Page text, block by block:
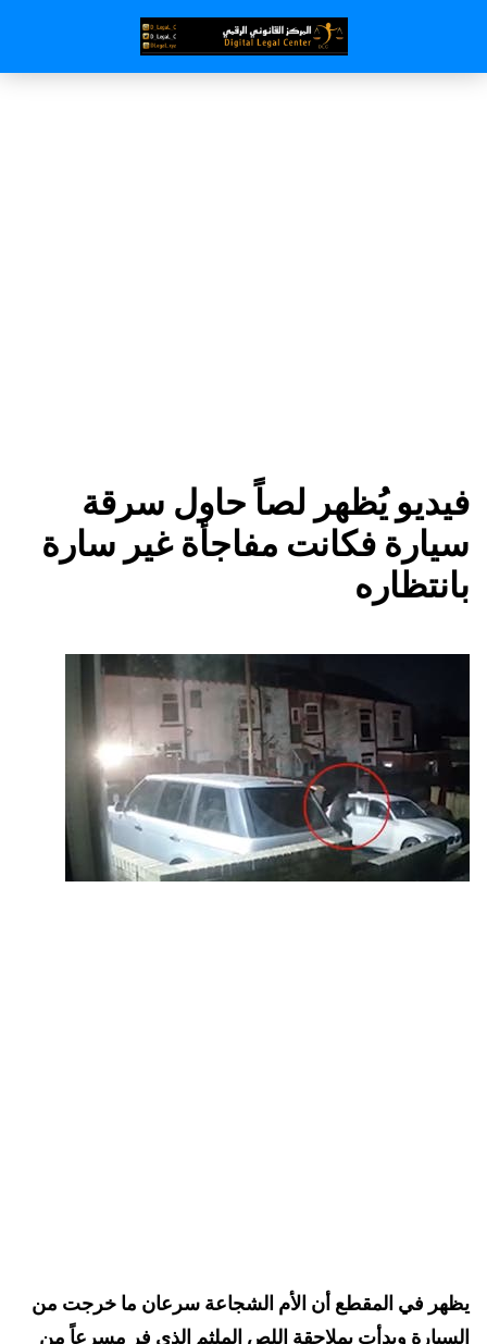
فيديو يُظهر لصاً حاول سرقة
سيارة فكانت مفاجأة غير سارة
بانتظاره
يظهر في المقطع أن الأم الشجاعة سرعان ما خرجت من
السيارة وبدأت بملاحقة اللص الملثم الذي فر مسرعاً من